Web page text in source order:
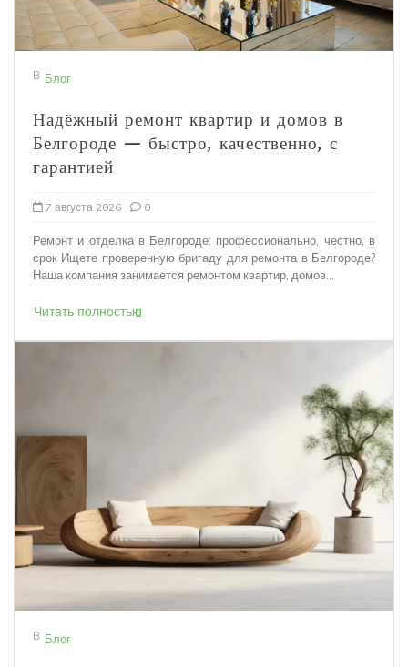
В Блог
Надёжный ремонт квартир и домов в
Белгороде — быстро, качественно, с
гарантией
7 августа 2026 0
Ремонт и отделка в Белгороде: профессионально, честно, в
срок Ищете проверенную бригаду для ремонта в Белгороде?
Наша компания занимается ремонтом квартир, домов...
Читать полностью
В Блог